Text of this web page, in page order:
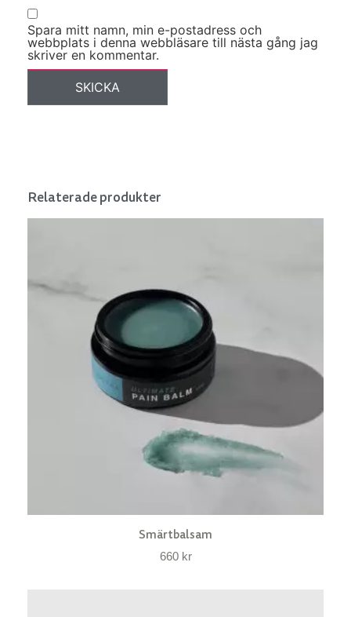
Spara mitt namn, min e-postadress och
webbplats i denna webbläsare till nästa gång jag
skriver en kommentar.
Relaterade produkter
Smärtbalsam
660 kr